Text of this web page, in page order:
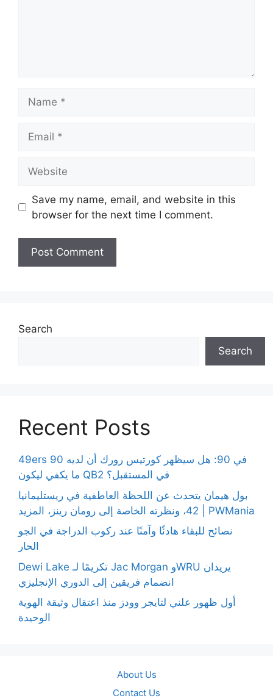
Save my name, email, and website in this
browser for the next time I comment.
Search
Search
Recent Posts
49ers 90 في 90: هل سيظهر كورتيس رورك أن لديه
ما يكفي ليكون QB2 في المستقبل؟
بول هيمان يتحدث عن اللحظة العاطفية في ريستليمانيا
42، ونظرته الخاصة إلى رومان رينز، المزيد | PWMania
نصائح للبقاء هادئًا وآمنًا عند ركوب الدراجة في الجو
الحار
Dewi Lake تكريمًا لـ Jac Morgan وWRU يريدان
انضمام فريقين إلى الدوري الإنجليزي
أول ظهور علني لتايجر وودز منذ اعتقال وثيقة الهوية
الوحيدة
About Us
Contact Us